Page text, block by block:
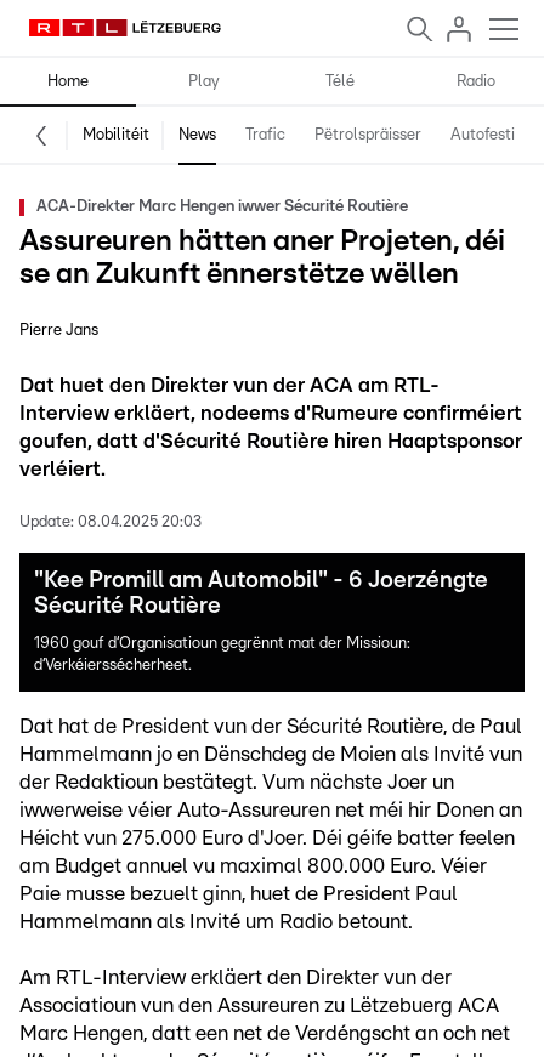
Home Play Télé Radio
Mobilitéit News Trafic Pëtrolspräisser Autofestival
ACA-Direkter Marc Hengen iwwer Sécurité Routière
Assureuren hätten aner Projeten, déi
se an Zukunft ënnerstëtze wëllen
Pierre Jans
Dat huet den Direkter vun der ACA am RTL-
Interview erkläert, nodeems d'Rumeure confirméiert
goufen, datt d'Sécurité Routière hiren Haaptsponsor
verléiert.
Update: 08.04.2025 20:03
"Kee Promill am Automobil" - 6 Joerzéngte
Sécurité Routière
1960 gouf d‘Organisatioun gegrënnt mat der Missioun:
d‘Verkéierssécherheet.
Dat hat de President vun der Sécurité Routière, de Paul
Hammelmann jo en Dënschdeg de Moien als Invité vun
der Redaktioun bestätegt. Vum nächste Joer un
iwwerweise véier Auto-Assureuren net méi hir Donen an
Héicht vun 275.000 Euro d'Joer. Déi géife batter feelen
am Budget annuel vu maximal 800.000 Euro. Véier
Paie musse bezuelt ginn, huet de President Paul
Hammelmann als Invité um Radio betount.
Am RTL-Interview erkläert den Direkter vun der
Associatioun vun den Assureuren zu Lëtzebuerg ACA
Marc Hengen, datt een net de Verdéngscht an och net